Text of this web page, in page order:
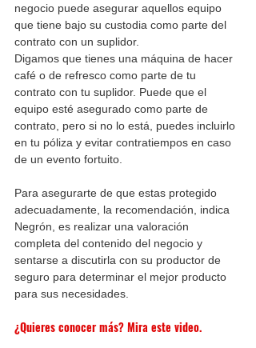
negocio puede asegurar aquellos equipo
que tiene bajo su custodia como parte del
contrato con un suplidor.
Digamos que tienes una máquina de hacer
café o de refresco como parte de tu
contrato con tu suplidor. Puede que el
equipo esté asegurado como parte de
contrato, pero si no lo está, puedes incluirlo
en tu póliza y evitar contratiempos en caso
de un evento fortuito.
Para asegurarte de que estas protegido
adecuadamente, la recomendación, indica
Negrón, es realizar una valoración
completa del contenido del negocio y
sentarse a discutirla con su productor de
seguro para determinar el mejor producto
para sus necesidades.
¿Quieres conocer más? Mira este video.